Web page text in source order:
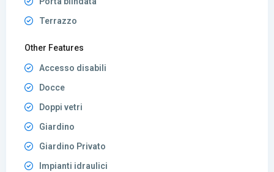
Terrazzo
Other Features
Accesso disabili
Docce
Doppi vetri
Giardino
Giardino Privato
Impianti idraulici